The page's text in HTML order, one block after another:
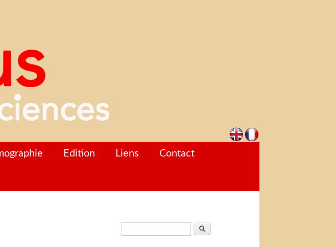
Edition Liens Contact
Formulaire de recherche
Rechercher